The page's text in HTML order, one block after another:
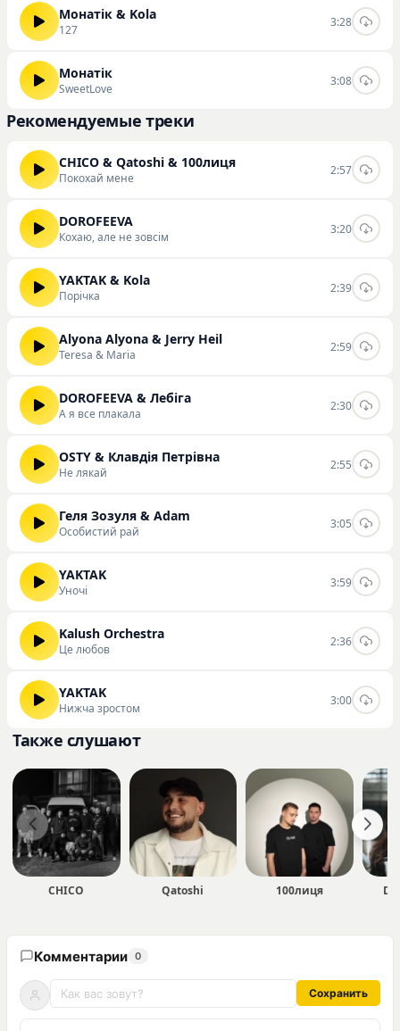
Монатік & Kola
127
3:28
Монатік
SweetLove
3:08
Рекомендуемые треки
CHICO & Qatoshi & 100лиця
Покохай мене
2:57
DOROFEEVA
Кохаю, але не зовсім
3:20
YAKTAK & Kola
Порічка
2:39
Alyona Alyona & Jerry Heil
Teresa & Maria
2:59
DOROFEEVA & Лебіга
А я все плакала
2:30
OSTY & Клавдія Петрівна
Не лякай
2:55
Геля Зозуля & Adam
Особистий рай
3:05
YAKTAK
Уночі
3:59
Kalush Orchestra
Це любов
2:36
YAKTAK
Нижча зростом
3:00
Также слушают
CHICO Qatoshi 100лиця
Комментарии 0
Сохранить